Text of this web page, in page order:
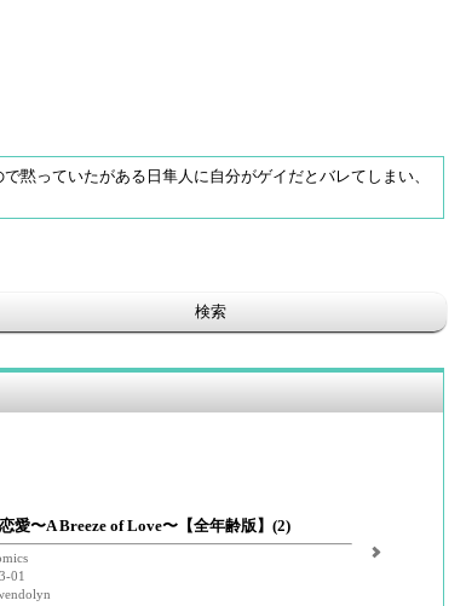
黙っていたがある日隼人に自分がゲイだとバレてしまい、
検索
愛〜A Breeze of Love〜【全年齢版】(2)
01